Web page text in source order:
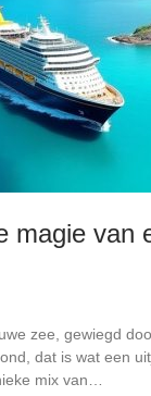
magie van
zee, gewiegd
dat is wat een
mix van…